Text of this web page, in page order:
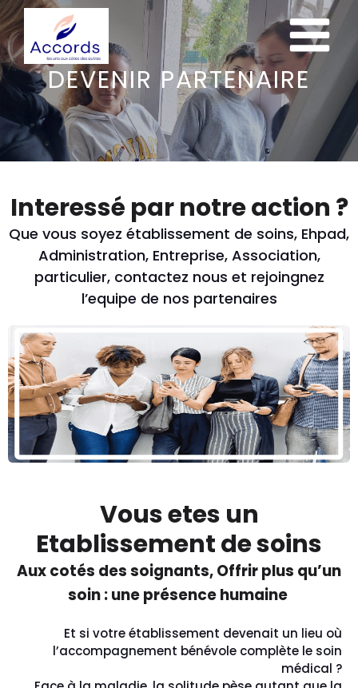
DEVENIR PARTENAIRE
Interessé par notre action ?
Que vous soyez établissement de soins, Ehpad,
Administration, Entreprise, Association,
particulier, contactez nous et rejoingnez
l’equipe de nos partenaires
Vous etes un
Etablissement de soins
Aux cotés des soignants, Offrir plus qu’un
soin : une présence humaine
Et si votre établissement devenait un lieu où
l’accompagnement bénévole complète le soin
médical ?